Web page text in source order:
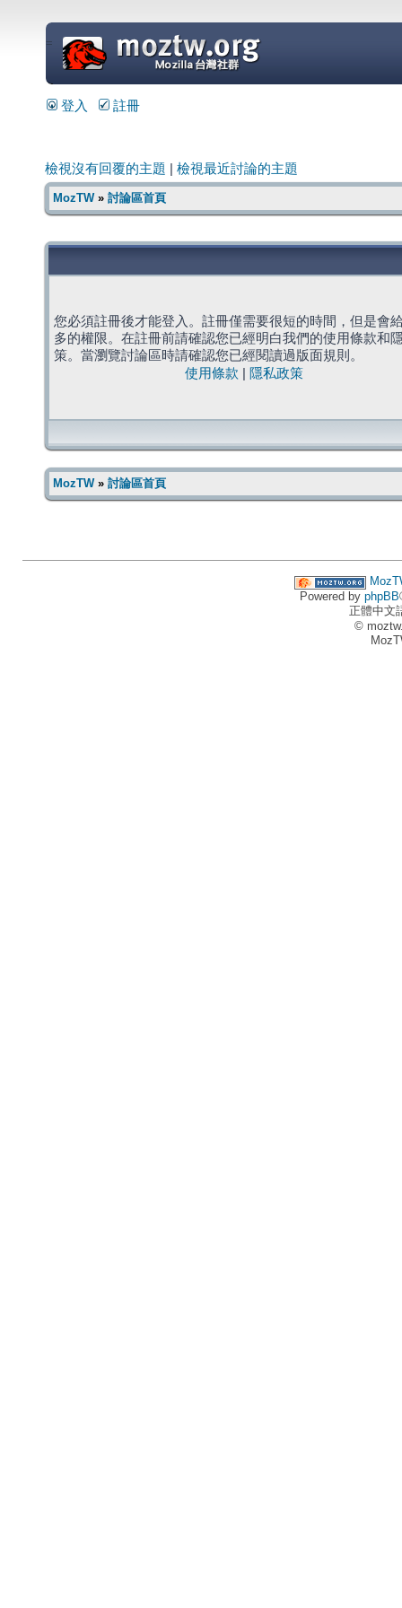
=
登入 註冊
檢視沒有回覆的主題 檢視最近討論的主題
MozTW» 討論區首頁
您必須註冊後才能登入。註冊僅需要很短的時間，但是會
多的權限。在註冊前請確認您已經明白我們的使用條款和
策。當瀏覽討論區時請確認您已經閱讀過版面規則。
使用條款
隱私政策
MozTW» 討論區首頁
Powered by phpBB
正體中文
©